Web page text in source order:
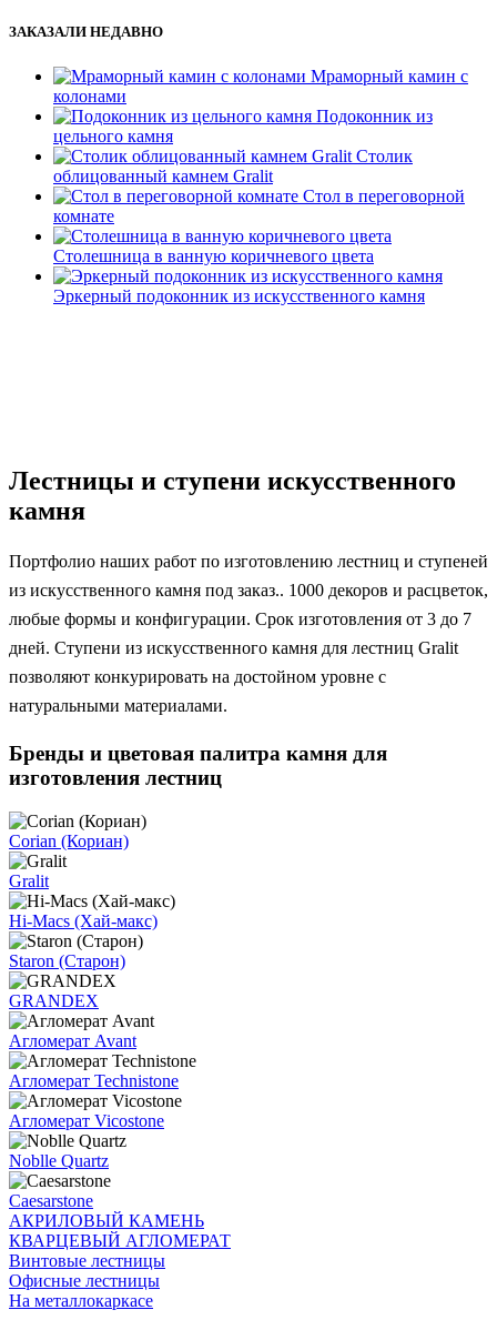
ЗАКАЗАЛИ НЕДАВНО
Мраморный камин с
колонами
Подоконник из
цельного камня
Столик
облицованный камнем Gralit
Стол в переговорной
комнате
Столешница в ванную коричневого цвета
Эркерный подоконник из искусственного камня
Лестницы и ступени искусственного
камня
Портфолио наших работ по изготовлению лестниц и ступеней
из искусственного камня под заказ.. 1000 декоров и расцветок,
любые формы и конфигурации. Срок изготовления от 3 до 7
дней. Ступени из искусственного камня для лестниц Gralit
позволяют конкурировать на достойном уровне с
натуральными материалами.
Бренды и цветовая палитра камня для
изготовления лестниц
Corian (Кориан)
Gralit
Hi-Macs (Хай-макс)
Staron (Старон)
GRANDEX
Агломерат Avant
Агломерат Technistone
Агломерат Vicostone
Noblle Quartz
Caesarstone
АКРИЛОВЫЙ КАМЕНЬ
КВАРЦЕВЫЙ АГЛОМЕРАТ
Винтовые лестницы
Офисные лестницы
На металлокаркасе